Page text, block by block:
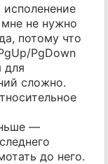
мне не нужно
потому что
PgDown
для
сложно.
—
до него.